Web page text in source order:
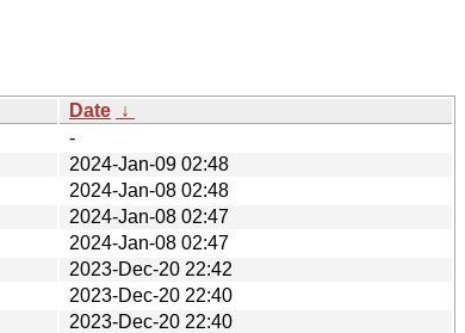
Date ↓
-
2024-Jan-09 02:48
2024-Jan-08 02:48
2024-Jan-08 02:47
2024-Jan-08 02:47
2023-Dec-20 22:42
2023-Dec-20 22:40
2023-Dec-20 22:40